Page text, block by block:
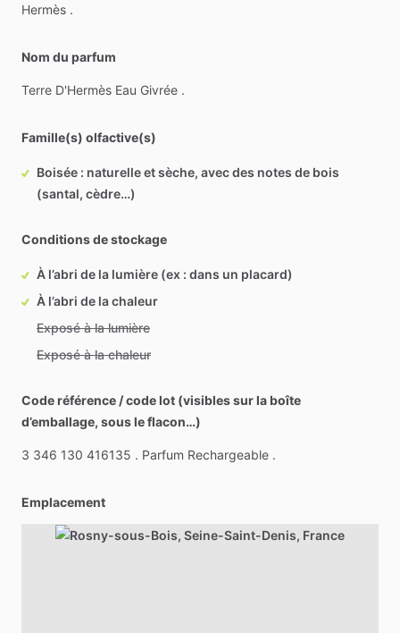
Hermès .
Nom du parfum
Terre D'Hermès Eau Givrée .
Famille(s) olfactive(s)
Boisée : naturelle et sèche, avec des notes de bois
(santal, cèdre…)
Conditions de stockage
À l’abri de la lumière (ex : dans un placard)
À l’abri de la chaleur
Exposé à la lumière
Exposé à la chaleur
Code référence / code lot (visibles sur la boîte
d’emballage, sous le flacon…)
3 346 130 416135 . Parfum Rechargeable .
Emplacement